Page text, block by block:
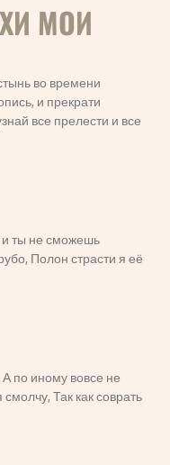
МОИ
во времени
и прекрати
все прелести и все
и ты не сможешь
Полон страсти я её
А по иному вовсе не
Так как соврать